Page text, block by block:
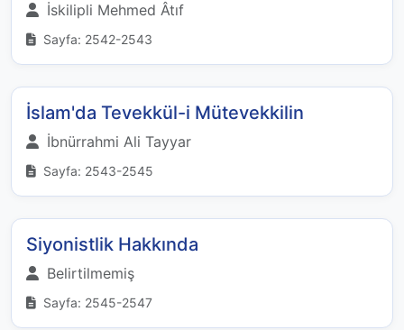
İskilipli Mehmed Âtıf
Sayfa: 2542-2543
İslam'da Tevekkül-i Mütevekkilin
İbnürrahmi Ali Tayyar
Sayfa: 2543-2545
Siyonistlik Hakkında
Belirtilmemiş
Sayfa: 2545-2547